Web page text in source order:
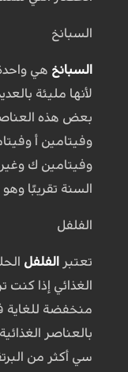
السبانخ
السبانخ هي
لأنها مليئة
بعض هذه
وفيتامين أ
وفيتامين ك
السنة تقريبًا
الفلفل
تعتبر الفلفل
الغذائي إذا
منخفضة للغاية
بالعناصر
سي أكثر من